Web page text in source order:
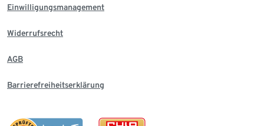
Einwilligungsmanagement
Widerrufsrecht
AGB
Barrierefreiheitserklärung